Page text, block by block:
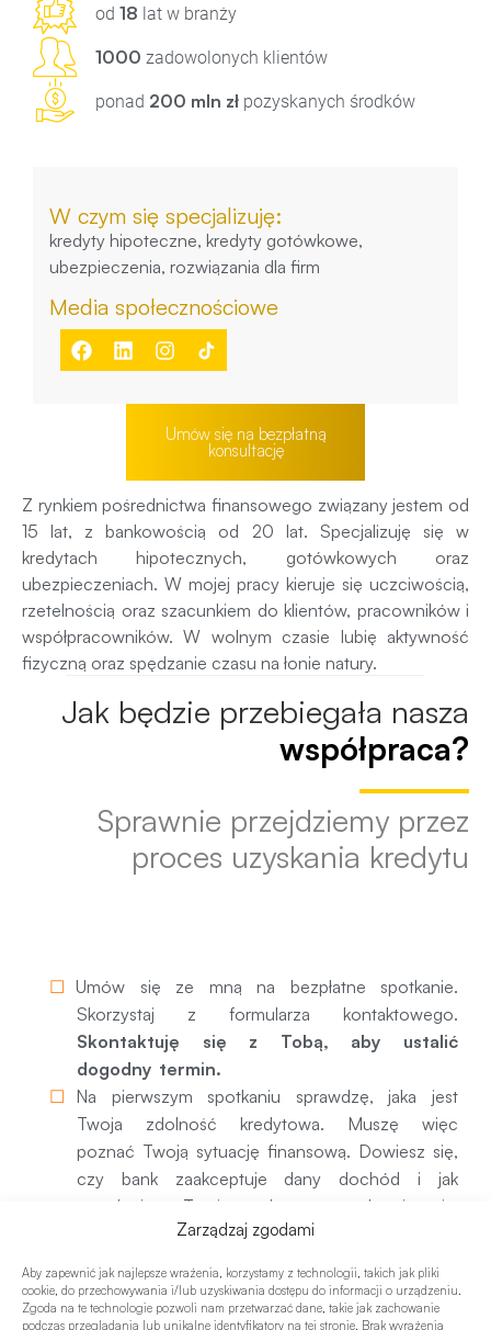
Zarządzaj zgodami
Aby zapewnić jak najlepsze wrażenia, korzystamy z technologii, takich jak pliki
cookie, do przechowywania i/lub uzyskiwania dostępu do informacji o urządzeniu.
Zgoda na te technologie pozwoli nam przetwarzać dane, takie jak zachowanie
podczas przeglądania lub unikalne identyfikatory na tej stronie. Brak wyrażenia
od 18 lat w branży
1000 zadowolonych klientów
ponad 200 mln zł pozyskanych środków
W czym się specjalizuję:
kredyty hipoteczne, kredyty gotówkowe,
ubezpieczenia, rozwiązania dla firm
Media społecznościowe
Umów się na bezpłatną
konsultację
Z rynkiem pośrednictwa finansowego związany jestem od
15 lat, z bankowością od 20 lat. Specjalizuję się w
kredytach hipotecznych, gotówkowych oraz
ubezpieczeniach. W mojej pracy kieruje się uczciwością,
rzetelnością oraz szacunkiem do klientów, pracowników i
współpracowników. W wolnym czasie lubię aktywność
fizyczną oraz spędzanie czasu na łonie natury.
Jak będzie przebiegała nasza
współpraca?
Sprawnie przejdziemy przez
proces uzyskania kredytu
Umów się ze mną na bezpłatne spotkanie.
Skorzystaj z formularza kontaktowego.
Skontaktuję się z Tobą, aby ustalić
dogodny termin.
Na pierwszym spotkaniu sprawdzę, jaka jest
Twoja zdolność kredytowa. Muszę więc
poznać Twoją sytuację finansową. Dowiesz się,
czy bank zaakceptuje dany dochód i jak
potraktuje Twoje obecne zobowiązania.
Będziemy rozmawiać o Twoich oczekiwaniach
jak można wpływać na zdolność kredytową i
scoring kredytowy, tak aby zwiększyć możliwą